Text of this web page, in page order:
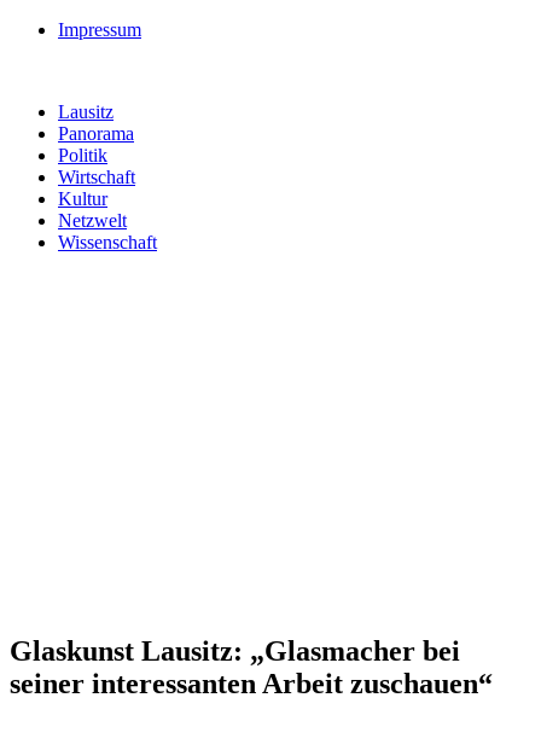
Impressum
Lausitz
Panorama
Politik
Wirtschaft
Kultur
Netzwelt
Wissenschaft
Glaskunst Lausitz: „Glasmacher bei
seiner interessanten Arbeit zuschauen“